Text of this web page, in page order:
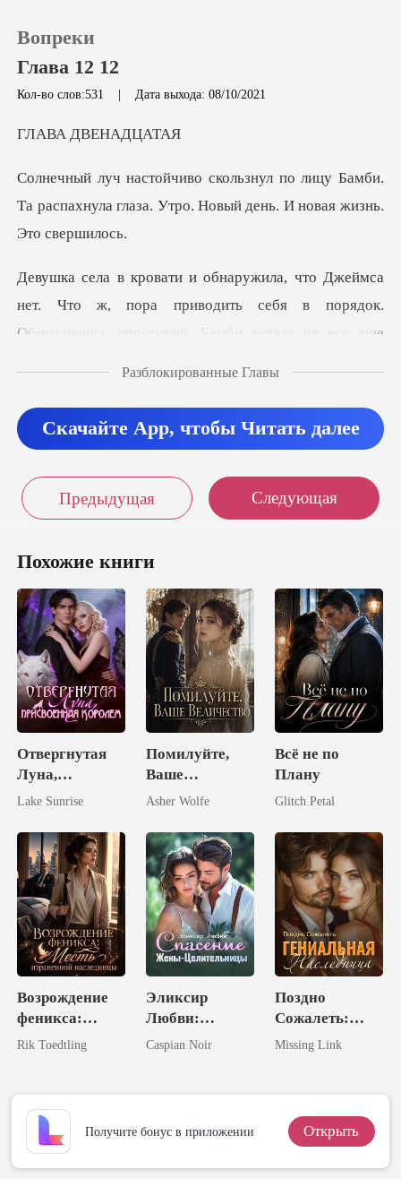
Пополнить
История чтения
Вопреки
Глава 12 12
Кол-во слов:531 | Дата выхода: 08/10/2021
ДВЕН
ицу Бамби.
Та распахнула глаза. Утро. Н
одить себя в порядок.
Обмотавшись простыней, Бамби встала на все еще
Разблокированные Главы
Скачайте App, чтобы Читать далее
Предыдущая Следующая
Похожие книги
Отвергнутая
Луна,
присвоенная
Lake Sunrise
Помилуйте,
Ваше
Величество
Asher Wolfe
Всё не по
Плану
Glitch Petal
Возрождение
феникса:
Месть
Rik Toedtling
Эликсир
Любви:
Спасение
Caspian Noir
Поздно
Сожалеть:
Гениальная
Missing Link
Получите бонус в приложении Открыть